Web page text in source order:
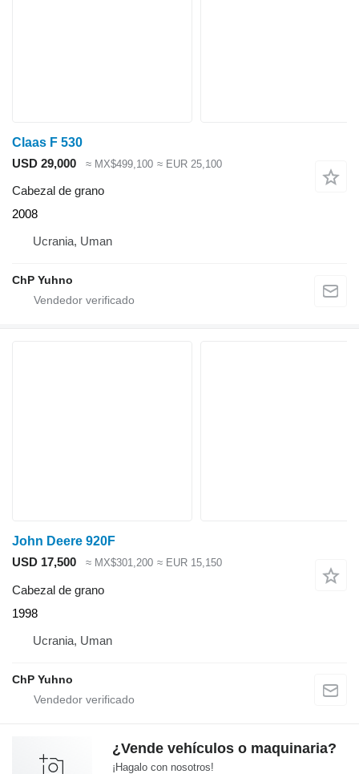
Claas F 530
USD 29,000
≈ MX$499,100 ≈ EUR 25,100
Cabezal de grano
2008
Ucrania, Uman
ChP Yuhno
John Deere 920F
USD 17,500
≈ MX$301,200 ≈ EUR 15,150
Cabezal de grano
1998
Ucrania, Uman
ChP Yuhno
¿Vende vehículos o maquinaria?
¡Hagalo con nosotros!